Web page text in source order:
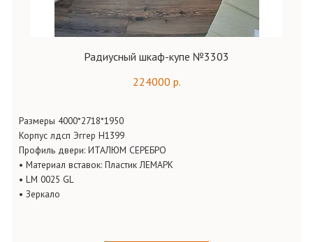
Радиусный шкаф-купе №3303
224000 р.
Размеры 4000*2718*1950
Корпус лдсп Эггер Н1399
Профиль двери: ИТАЛЮМ СЕРЕБРО
• Материал вставок: Пластик ЛЕМАРК
• LM 0025 GL
• Зеркало